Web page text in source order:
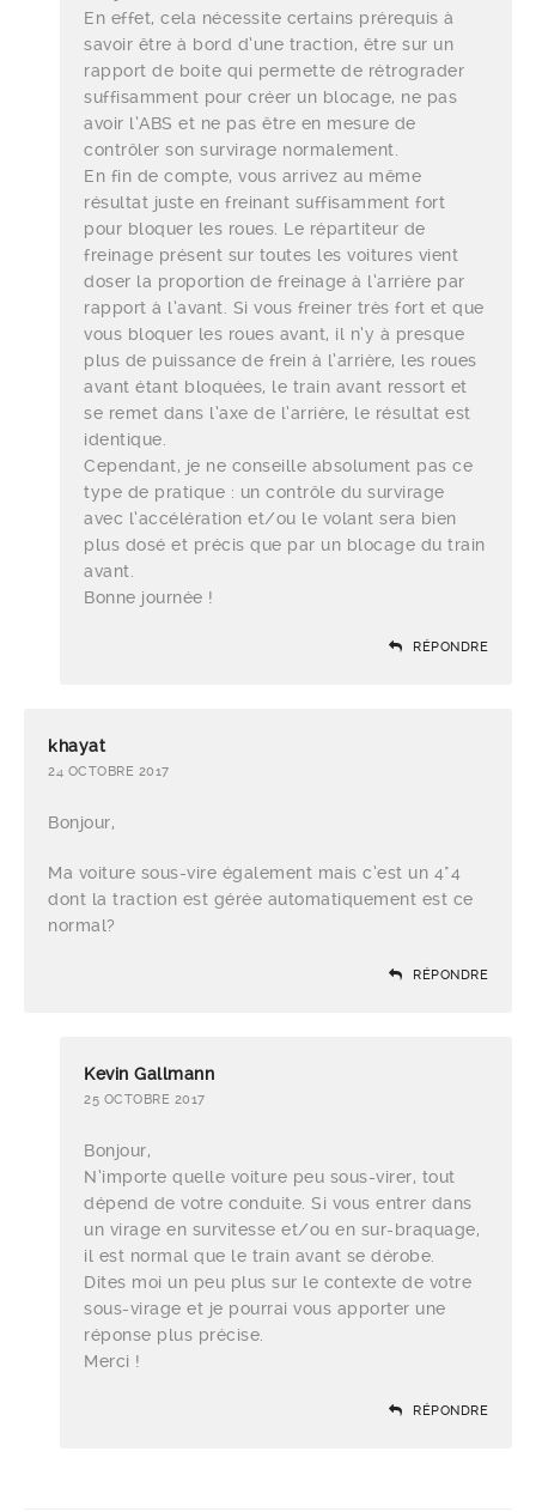
En effet, cela nécessite certains prérequis à
savoir être à bord d’une traction, être sur un
rapport de boite qui permette de rétrograder
suffisamment pour créer un blocage, ne pas
avoir l’ABS et ne pas être en mesure de
contrôler son survirage normalement.
En fin de compte, vous arrivez au même
résultat juste en freinant suffisamment fort
pour bloquer les roues. Le répartiteur de
freinage présent sur toutes les voitures vient
doser la proportion de freinage à l’arrière par
rapport à l’avant. Si vous freiner très fort et que
vous bloquer les roues avant, il n’y à presque
plus de puissance de frein à l’arrière, les roues
avant étant bloquées, le train avant ressort et
se remet dans l’axe de l’arrière, le résultat est
identique.
Cependant, je ne conseille absolument pas ce
type de pratique : un contrôle du survirage
avec l’accélération et/ou le volant sera bien
plus dosé et précis que par un blocage du train
avant.
Bonne journée !
RÉPONDRE
khayat
24 OCTOBRE 2017
Bonjour,
Ma voiture sous-vire également mais c’est un 4*4
dont la traction est gérée automatiquement est ce
normal?
RÉPONDRE
Kevin Gallmann
25 OCTOBRE 2017
Bonjour,
N’importe quelle voiture peu sous-virer, tout
dépend de votre conduite. Si vous entrer dans
un virage en survitesse et/ou en sur-braquage,
il est normal que le train avant se dérobe.
Dites moi un peu plus sur le contexte de votre
sous-virage et je pourrai vous apporter une
réponse plus précise.
Merci !
RÉPONDRE